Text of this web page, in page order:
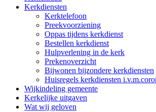
Kerkdiensten
Kerktelefoon
Preekvoorziening
Oppas tijdens kerkdienst
Bestellen kerkdienst
Hulpverlening in de kerk
Prekenoverzicht
Bijwonen bijzondere kerkdiensten
Huisregels kerkdiensten
Wijkindeling gemeente
Kerkelijke uitgaven
Wat wij geloven